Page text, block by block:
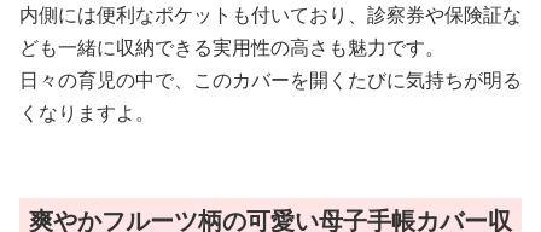
内側には便利なポケットも付いており、診察券や保険証な
ども一緒に収納できる実用性の高さも魅力です。
日々の育児の中で、このカバーを開くたびに気持ちが明る
くなりますよ。
爽やかフルーツ柄の可愛い母子手帳カバー収